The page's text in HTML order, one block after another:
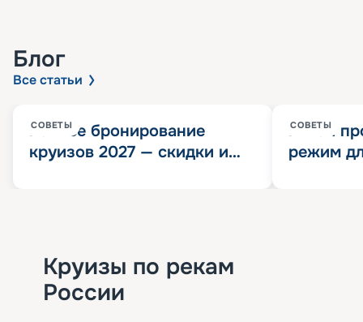
Блог
Все статьи
СОВЕТЫ
Раннее бронирование
круизов 2027 — скидки и
СОВЕТЫ
Китай
режим
Круизы по рекам
России